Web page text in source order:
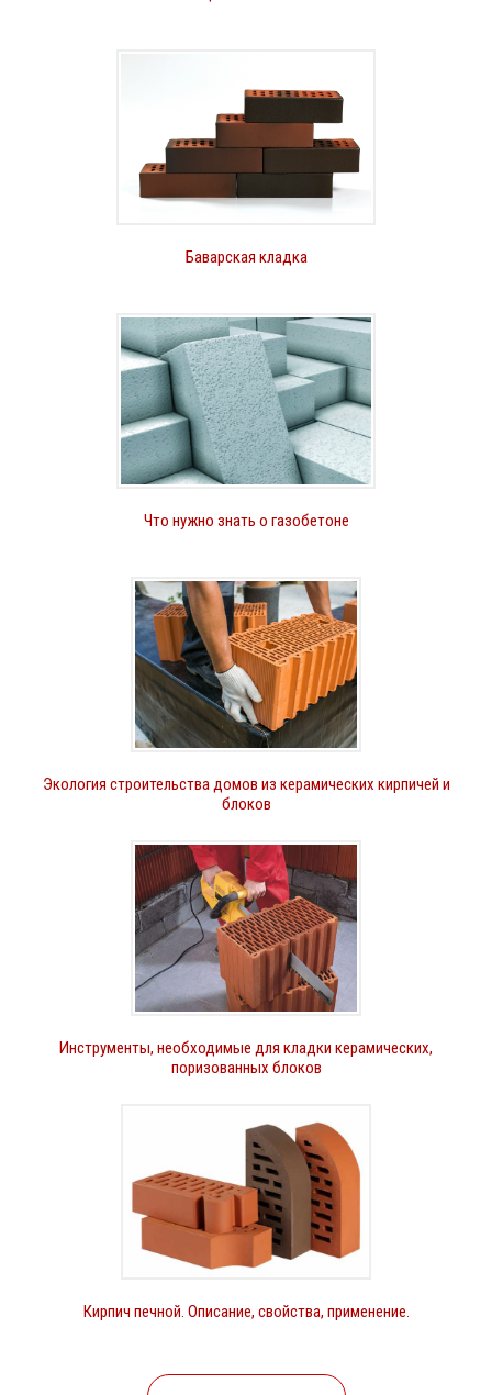
Баварская кладка
Что нужно знать о газобетоне
Экология строительства домов из керамических кирпичей и
блоков
Инструменты, необходимые для кладки керамических,
поризованных блоков
Кирпич печной. Описание, свойства, применение.